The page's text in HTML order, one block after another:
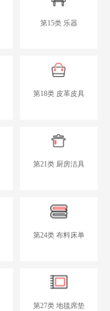
第15类 乐器
第18类 皮革皮具
第21类 厨房洁具
第24类 布料床单
第27类 地毯席垫